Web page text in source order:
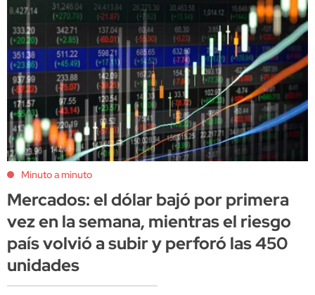
Minuto a minuto
Mercados: el dólar bajó por primera
vez en la semana, mientras el riesgo
país volvió a subir y perforó las 450
unidades